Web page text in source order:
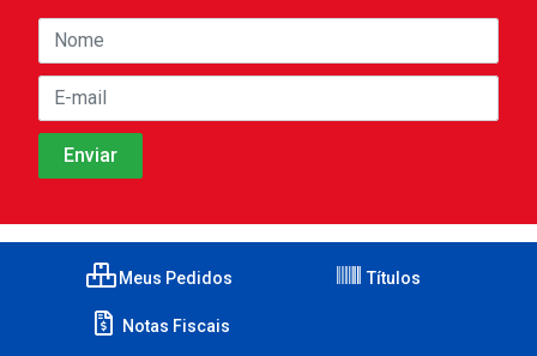
Meus Pedidos Títulos
Notas Fiscais